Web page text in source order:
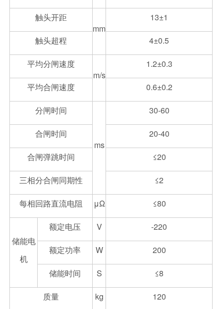
触头开距
mm
13±1
触头超程 4±0.5
平均分闸速度
m/s
1.2±0.3
平均合闸速度 0.6±0.2
分闸时间
ms
30-60
合闸时间 20-40
合闸弹跳时间 ≤20
三相分合闸同期性 ≤2
每相回路直流电阻 μΩ ≤80
储能电
机
额定电压 V -220
额定功率 W 200
储能时间 S ≤8
质量 kg 120